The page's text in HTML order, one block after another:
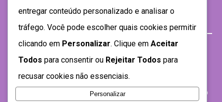
entregar conteúdo personalizado e analisar o
tráfego. Você pode escolher quais cookies permitir
clicando em Personalizar. Clique em Aceitar
Todos para consentir ou Rejeitar Todos para
recusar cookies não essenciais.
Personalizar